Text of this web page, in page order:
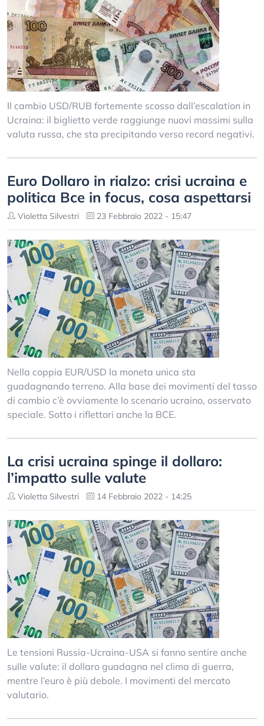
Il cambio USD/RUB fortemente scosso dall’escalation in
Ucraina: il biglietto verde raggiunge nuovi massimi sulla
valuta russa, che sta precipitando verso record negativi.
Euro Dollaro in rialzo: crisi ucraina e
politica Bce in focus, cosa aspettarsi
Violetta Silvestri 23 Febbraio 2022 - 15:47
Nella coppia EUR/USD la moneta unica sta
guadagnando terreno. Alla base dei movimenti del tasso
di cambio c’è ovviamente lo scenario ucraino, osservato
speciale. Sotto i riflettori anche la BCE.
La crisi ucraina spinge il dollaro:
l’impatto sulle valute
Violetta Silvestri 14 Febbraio 2022 - 14:25
Le tensioni Russia-Ucraina-USA si fanno sentire anche
sulle valute: il dollaro guadagna nel clima di guerra,
mentre l’euro è più debole. I movimenti del mercato
valutario.